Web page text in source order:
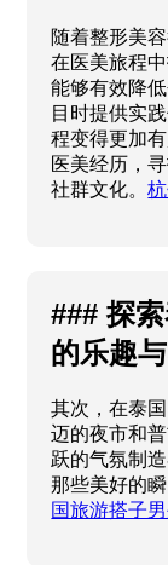
随着整形美
在医美旅程
能够有效降
目时提供实
程变得更加
医美经历，
社群文化。
### 探
的乐趣
其次，在泰
迈的夜市和
跃的气氛制
那些美好的
国旅游搭子